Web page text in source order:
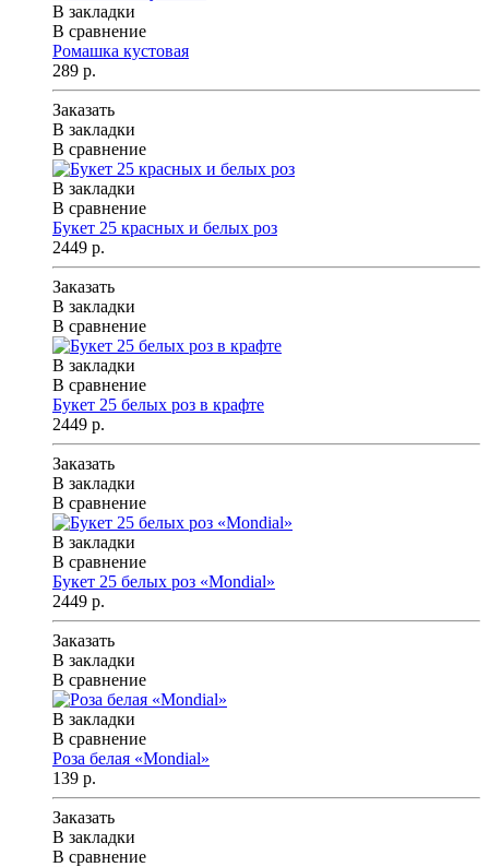
В закладки
В сравнение
Ромашка кустовая
289 р.
Заказать
В закладки
В сравнение
В закладки
В сравнение
Букет 25 красных и белых роз
2449 р.
Заказать
В закладки
В сравнение
В закладки
В сравнение
Букет 25 белых роз в крафте
2449 р.
Заказать
В закладки
В сравнение
В закладки
В сравнение
Букет 25 белых роз «Mondial»
2449 р.
Заказать
В закладки
В сравнение
В закладки
В сравнение
Роза белая «Mondial»
139 р.
Заказать
В закладки
В сравнение